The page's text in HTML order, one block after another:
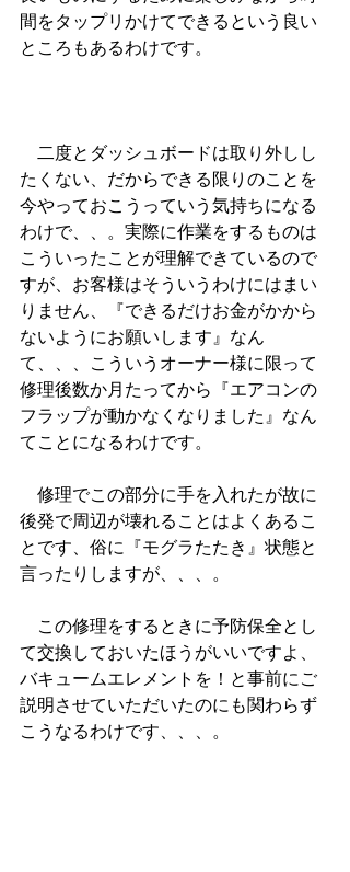
間をタップリかけてできるという良い
ところもあるわけです。
二度とダッシュボードは取り外しし
たくない、だからできる限りのことを
今やっておこうっていう気持ちになる
わけで、、。実際に作業をするものは
こういったことが理解できているので
すが、お客様はそういうわけにはまい
りません、『できるだけお金がかから
ないようにお願いします』なん
て、、、こういうオーナー様に限って
修理後数か月たってから『エアコンの
フラップが動かなくなりました』なん
てことになるわけです。
修理でこの部分に手を入れたが故に
後発で周辺が壊れることはよくあるこ
とです、俗に『モグラたたき』状態と
言ったりしますが、、、。
この修理をするときに予防保全とし
て交換しておいたほうがいいですよ、
バキュームエレメントを！と事前にご
説明させていただいたのにも関わらず
こうなるわけです、、、。